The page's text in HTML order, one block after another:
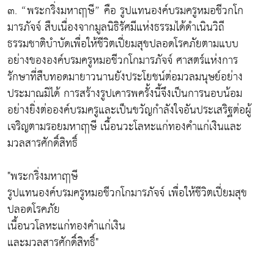
๓. “พระกริ่งมหาฤๅษี” คือ รูปแทนองค์บรมครูหมอชีวกโก
มารภัจจ์ สืบเนื่องจากมูลนิธิรัศมีแห่งธรรมได้ดำเนินวิถี
ธรรมชาติบำบัดเพื่อให้ชีวิตเปี่ยมสุขปลอดโรคภัยตามแบบ
อย่างขององค์บรมครูหมอชีวกโกมารภัจจ์ ศาสตร์แห่งการ
รักษาที่สืบทอดมายาวนานยังประโยชน์ต่อมวลมนุษย์อย่าง
ประมาณมิได้ การสร้างรูปเคารพครั้งนี้จึงเป็นการนอบน้อม
อย่างยิ่งต่อองค์บรมครูและเป็นขวัญกำลังใจอันประเสริฐต่อผู้
เจริญตามรอยมหาฤๅษี เนื้อนวะโลหะแก่ทองคำแก่เงินและ
มวลสารศักดิ์สิทธิ์
"พระกริ่งมหาฤาษี
รูปแทนองค์บรมครูหมอชีวกโกมารภัจจ์ เพื่อให้ชีวิตเปี่ยมสุข
ปลอดโรคภัย
เนื้อนวโลหะแก่ทองคำแก่เงิน
และมวลสารศักดิ์สิทธิ์"